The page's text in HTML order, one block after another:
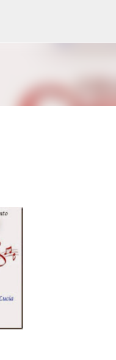
principali